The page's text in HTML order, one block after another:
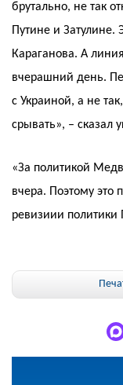
брутально, не так
Путине и Затулине.
Караганова. А
вчерашний день.
с Украиной, а не
срывать», – сказал
«За политикой
вчера. Поэтому это
ревизиии политики